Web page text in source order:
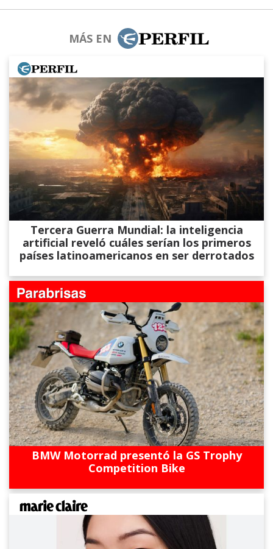
MÁS EN
Tercera Guerra Mundial: la inteligencia
artificial reveló cuáles serían los primeros
países latinoamericanos en ser derrotados
BMW Motorrad presentó la GS Trophy
Competition Bike